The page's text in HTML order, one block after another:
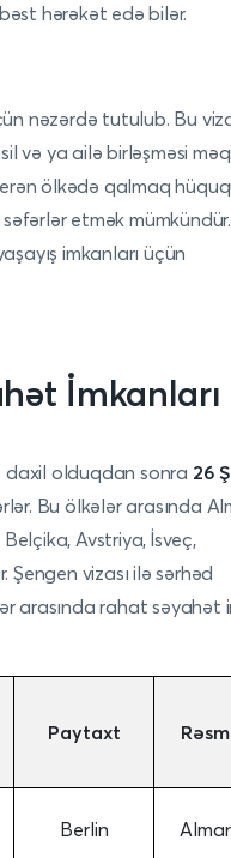
hərəkət edə bilər.
nəzərdə tutulub. Bu
və ya ailə birləşməsi
ölkədə qalmaq
etmək
imkanları üçün
İmkanları
daxil olduqdan sonra 26
Bu ölkələr arasında
Avstriya, İsveç,
vizası ilə sərhəd
arasında rahat səyahət
Paytaxt
Berlin